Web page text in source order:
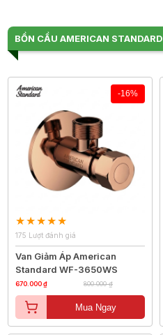
BỒN CẦU AMERICAN STANDARD
-16%
175 Lượt đánh giá
Van Giảm Áp American
Standard WF-3650WS
670.000 ₫ 800.000 ₫
Mua Ngay